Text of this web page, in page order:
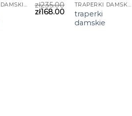
TRAPERKI DAMSKIE zł235.00
zł168.00
TRAPERKI DAMSKIE
traperki
damskie